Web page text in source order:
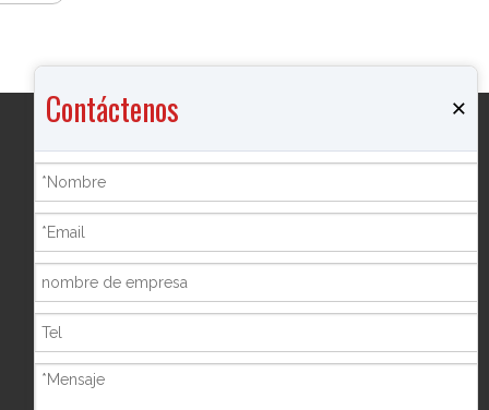
Productos
Quemador de incienso
Marco de la foto
Shisha Hookah
Contáctenos ×